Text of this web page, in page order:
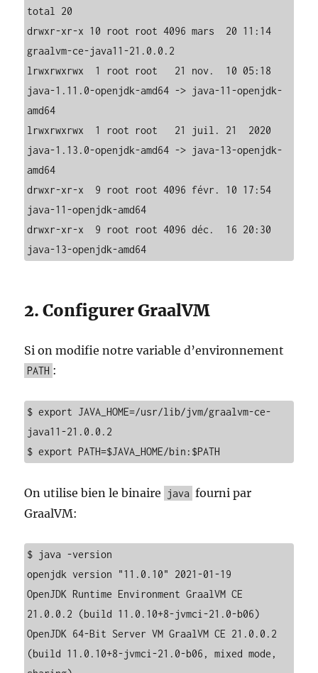
total 20
drwxr-xr-x 10 root root 4096 mars  20 11:14
graalvm-ce-java11-21.0.0.2
lrwxrwxrwx  1 root root   21 nov.  10 05:18
java-1.11.0-openjdk-amd64 -> java-11-openjdk-
amd64
lrwxrwxrwx  1 root root   21 juil. 21  2020
java-1.13.0-openjdk-amd64 -> java-13-openjdk-
amd64
drwxr-xr-x  9 root root 4096 févr. 10 17:54
java-11-openjdk-amd64
drwxr-xr-x  9 root root 4096 déc.  16 20:30
java-13-openjdk-amd64
2. Configurer GraalVM
Si on modifie notre variable d’environnement
PATH :
$ export JAVA_HOME=/usr/lib/jvm/graalvm-ce-
java11-21.0.0.2
$ export PATH=$JAVA_HOME/bin:$PATH
On utilise bien le binaire java fourni par
GraalVM:
$ java -version
openjdk version "11.0.10" 2021-01-19
OpenJDK Runtime Environment GraalVM CE
21.0.0.2 (build 11.0.10+8-jvmci-21.0-b06)
OpenJDK 64-Bit Server VM GraalVM CE 21.0.0.2
(build 11.0.10+8-jvmci-21.0-b06, mixed mode,